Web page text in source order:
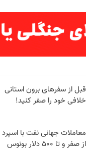
قبل از سفرهای برون استانی
خلافی خود را صفر کنید!
معاملات جهانی نفت با اسپرد
از صفر و تا ۵۰۰ دلار بونوس